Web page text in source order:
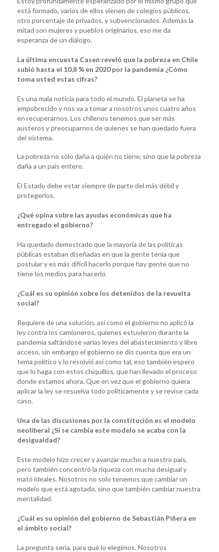
está formado, varios de ellos vienen de colegios públicos,
otro porcentaje de privados, y subvencionados. Además la
mitad son mujeres y pueblos originarios, eso me da
esperanza de un diálogo.
La última encuesta Casen reveló que la pobreza en Chile
subió hasta el 10,8 % en 2020 por la pandemia ¿Cómo
toma usted estas cifras?
Es una mala noticia para todo el mundo. El planeta se ha
empobrecido y nos va a tomar a nosotros unos cuatro años
en recuperarnos. Los chilenos tenemos que ser más
austeros y preocuparnos de quienes se han quedado fuera
del sistema.
La pobreza no sólo daña a quién no tiene, sino que la pobreza
daña a un país entero.
El Estado debe estar siempre de parte del más débil y
protegerlos.
¿Qué opina sobre las ayudas económicas que ha
entregado el gobierno?
Ha quedado demostrado que la mayoría de las políticas
públicas estaban diseñadas en que la gente tenía que
postular y es más difícil hacerlo porque hay gente que no
tiene los medios para hacerlo.
¿Cuál es su opinión sobre los detenidos de la revuelta
social?
Requiere de una solución, así como el gobierno no aplicó la
ley contra los camioneros, quienes estuvieron durante la
pandemia saltándose varias leyes del abastecimiento y libre
acceso, sin embargo el gobierno se dio cuenta que era un
tema político y lo resolvió así como tal, eso también espero
que lo haga con estos chiquillos, que han llevado el proceso
donde estamos ahora. Que en vez que el gobierno quiera
aplicar la ley se resuelva todo políticamente y se revise cada
caso.
Una de las discusiones por la constitución es el modelo
neoliberal ¿Si se cambia este modelo se acaba con la
desigualdad?
Este modelo hizo crecer y avanzar mucho a nuestro país,
pero también concentró la riqueza con mucha desigual y
mató ideales. Nosotros no solo tenemos que cambiar un
modelo que está agotado, sino que también cambiar nuestra
mentalidad.
¿Cuál es su opinión del gobierno de Sebastián Piñera en
el ámbito social?
La pregunta sería, para qué lo elegimos. Nosotros